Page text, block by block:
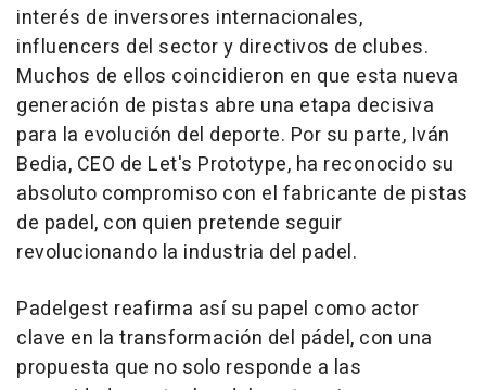
interés de inversores internacionales,
influencers del sector y directivos de clubes.
Muchos de ellos coincidieron en que esta nueva
generación de pistas abre una etapa decisiva
para la evolución del deporte. Por su parte, Iván
Bedia, CEO de Let's Prototype, ha reconocido su
absoluto compromiso con el fabricante de pistas
de padel, con quien pretende seguir
revolucionando la industria del padel.
Padelgest reafirma así su papel como actor
clave en la transformación del pádel, con una
propuesta que no solo responde a las